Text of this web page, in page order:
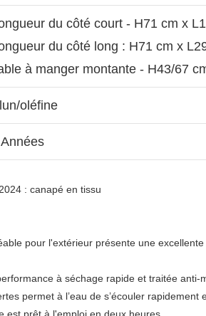
du côté court - H71 cm x
du côté long : H71 cm x
à manger montante - H43/67
oléfine
pour l'extérieur présente une
à séchage rapide et traitée anti-
permet à l’eau de s’écouler